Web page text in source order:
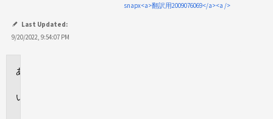
snapx<a>翻訳用2009076069</a><a />
Last Updated:
9/20/2022, 9:54:07 PM